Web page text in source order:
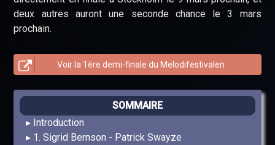
deux autres auront une seconde chance le 3 mars
prochain.
Voir la 1ère demi-finale du Melodifestivalen
SOMMAIRE
Introduction
1. Sigrid Bernson - Patrick Swayze